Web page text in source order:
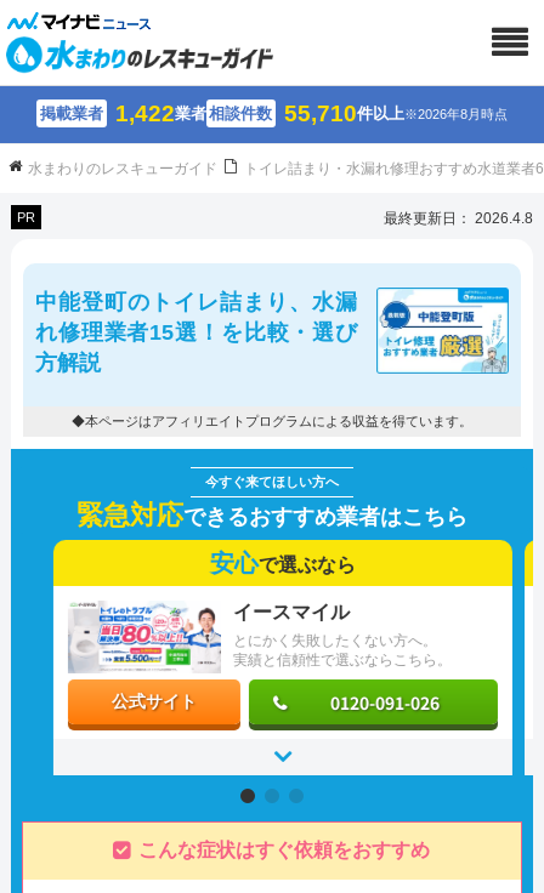
掲載業者 1,422業者相談件数 55,710件以上※2026年8月時点
水まわりのレスキューガイド トイレ詰まり・水漏れ修理おすすめ水道業
PR 最終更新日： 2026.4.8
中能登町のトイレ詰まり、水漏
れ修理業者15選！を比較・選び
方解説
◆本ページはアフィリエイトプログラムによる収益を得ています。
緊急対応できるおすすめ業者はこちら
安心で選ぶなら
とにかく失敗したくない方へ。
実績と信頼性で選ぶならこちら。
イースマイル
公式サイト 0120-091-026
こんな症状はすぐ依頼をおすすめ